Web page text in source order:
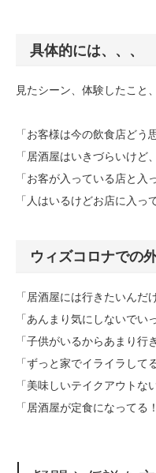
具体的には、、、
見たシーン、体験したこと
「お客様は今の飲食店どう
「居酒屋はいきづらいけど
「お客が入っている店と入
「人はいるけどお店に入っ
ウィズコロナでの
「居酒屋には行きたいんだ
「あんまり気にしないでい
「子供がいるからあまり行
「ずっと家でイライラして
「美味しいテイクアウトな
「居酒屋が定食になってる